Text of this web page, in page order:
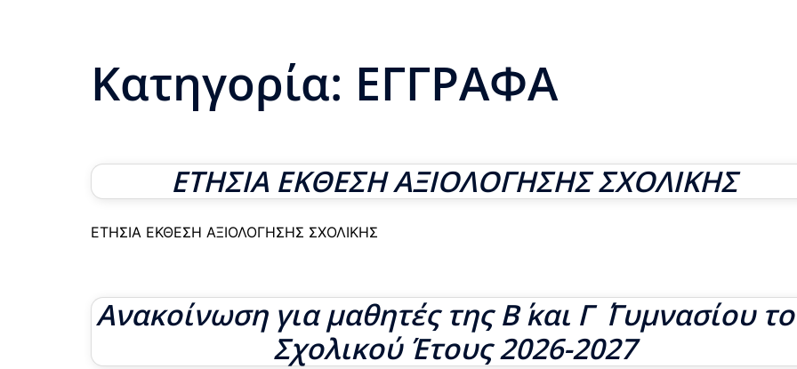
Κατηγορία: ΕΓΓΡΑΦΑ
ΕΤΗΣΙΑ ΕΚΘΕΣΗ ΑΞΙΟΛΟΓΗΣΗΣ ΣΧΟΛΙΚΗΣ
ΕΤΗΣΙΑ ΕΚΘΕΣΗ ΑΞΙΟΛΟΓΗΣΗΣ ΣΧΟΛΙΚΗΣ
Ανακοίνωση για μαθητές της Β΄ και Γ ΄ Γυμνασίου
Σχολικού Έτους 2026-2027